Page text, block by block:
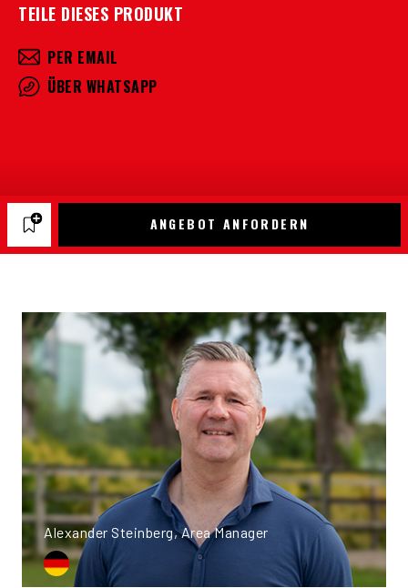
TEILE DIESES PRODUKT
PER EMAIL
ÜBER WHATSAPP
ANGEBOT ANFORDERN
Alexander Steinberg, Area Manager